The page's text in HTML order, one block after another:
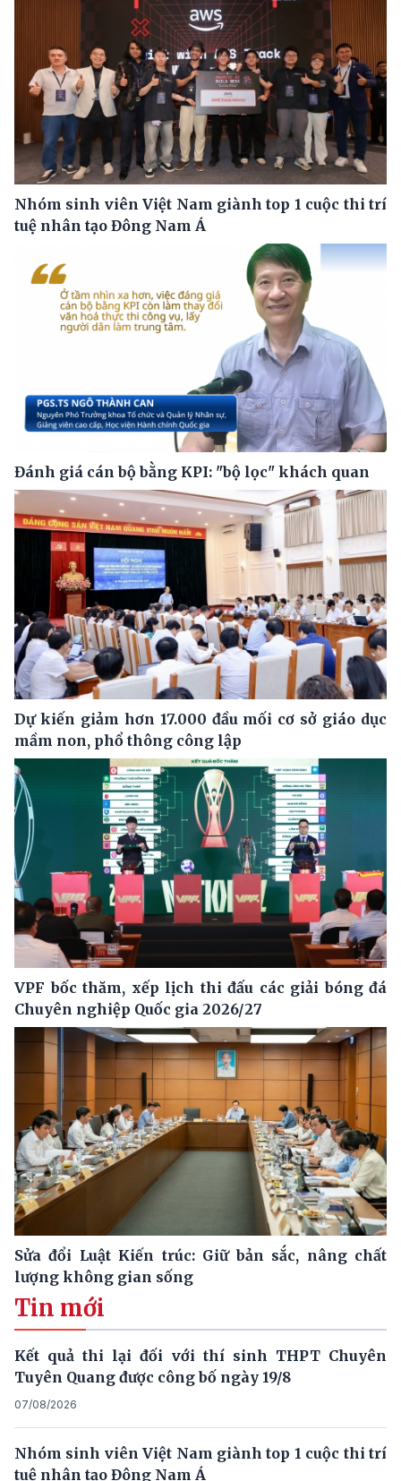
Nhóm sinh viên Việt Nam giành top 1 cuộc thi trí
tuệ nhân tạo Đông Nam Á
Đánh giá cán bộ bằng KPI: "bộ lọc" khách quan
Dự kiến giảm hơn 17.000 đầu mối cơ sở giáo dục
mầm non, phổ thông công lập
VPF bốc thăm, xếp lịch thi đấu các giải bóng đá
Chuyên nghiệp Quốc gia 2026/27
Sửa đổi Luật Kiến trúc: Giữ bản sắc, nâng chất
lượng không gian sống
Tin mới
Kết quả thi lại đối với thí sinh THPT Chuyên
Tuyên Quang được công bố ngày 19/8
07/08/2026
Nhóm sinh viên Việt Nam giành top 1 cuộc thi trí
tuệ nhân tạo Đông Nam Á